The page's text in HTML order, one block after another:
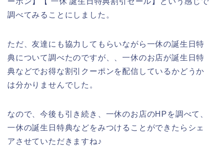
調べてみることにしました。
ただ、友達にも協力してもらいながら一休の誕生日特
典について調べたのですが、、一休のお店が誕生日特
典などでお得な割引クーポンを配信しているかどうか
は分かりませんでした。
なので、今後も引き続き、一休のお店のHPを調べて、
一休の誕生日特典などをみつけることができたらシェ
アさせていただきますね♪